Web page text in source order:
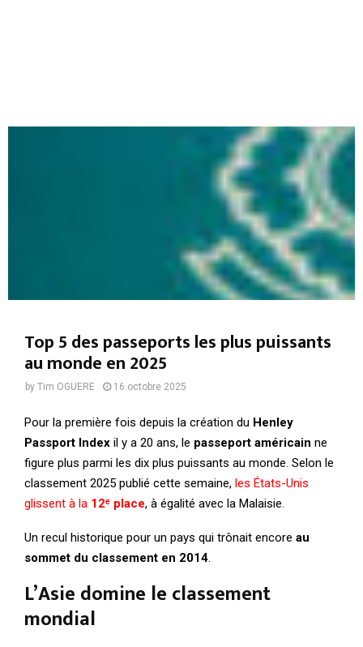
Top 5 des passeports les plus puissants
au monde en 2025
by Tim OGUERE 16 octobre 2025
Pour la première fois depuis la création du Henley
Passport Index il y a 20 ans, le passeport américain ne
figure plus parmi les dix plus puissants au monde. Selon le
classement 2025 publié cette semaine, les États-Unis
glissent à la 12ᵉ place, à égalité avec la Malaisie.
Un recul historique pour un pays qui trônait encore au
sommet du classement en 2014
L’Asie domine le classement
mondial